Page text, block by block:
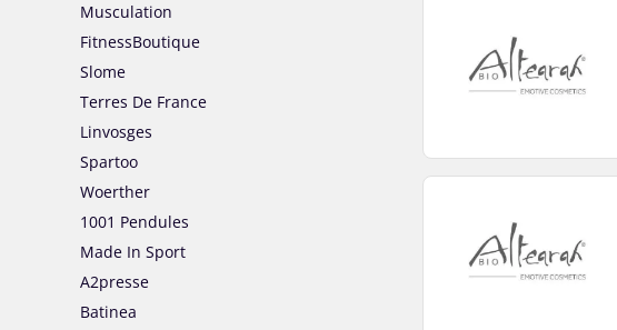
Musculation
FitnessBoutique
Slome
Terres De France
Linvosges
Spartoo
Woerther
1001 Pendules
Made In Sport
A2presse
Batinea